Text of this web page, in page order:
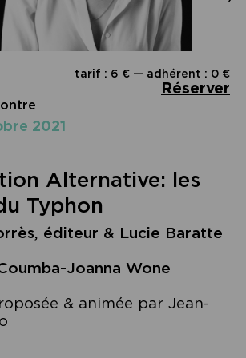
tarif : 6 € — adhérent : 0 €
Réserver
2021
Alternative: les
Typhon
éditeur & Lucie Baratte
Joanna Wone
& animée par Jean-